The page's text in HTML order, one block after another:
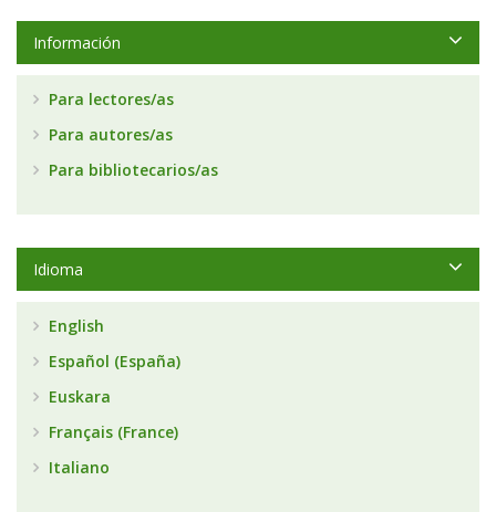
Información
Para lectores/as
Para autores/as
Para bibliotecarios/as
Idioma
English
Español (España)
Euskara
Français (France)
Italiano